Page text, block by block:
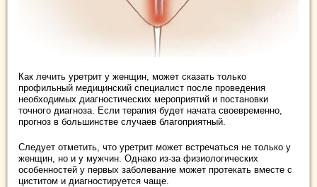
Как лечить уретрит у женщин, может сказать только
профильный медицинский специалист после проведения
необходимых диагностических мероприятий и постановки
точного диагноза. Если терапия будет начата своевременно,
прогноз в большинстве случаев благоприятный.
Следует отметить, что уретрит может встречаться не только у
женщин, но и у мужчин. Однако из-за физиологических
особенностей у первых заболевание может протекать вместе с
циститом и диагностируется чаще.